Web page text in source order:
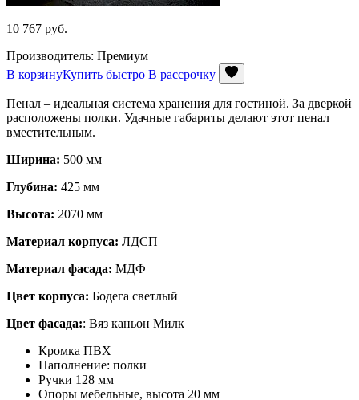
10 767 руб.
Производитель: Премиум
В корзинуКупить быстро В рассрочку
Пенал – идеальная система хранения для гостиной. За дверкой
расположены полки. Удачные габариты делают этот пенал
вместительным.
Ширина: 500 мм
Глубина: 425 мм
Высота: 2070 мм
Материал корпуса: ЛДСП
Материал фасада: МДФ
Цвет корпуса: Бодега светлый
Цвет фасада:: Вяз каньон Милк
Кромка ПВХ
Наполнение: полки
Ручки 128 мм
Опоры мебельные, высота 20 мм